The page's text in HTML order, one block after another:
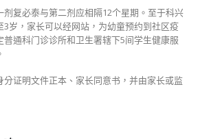
复必泰与第二剂应相隔12个星期。至于科兴
岁，家长可以经网站，为幼童预约到社区疫
通科门诊诊所和卫生署辖下5间学生健康服
证明文件正本、家长同意书，并由家长或监